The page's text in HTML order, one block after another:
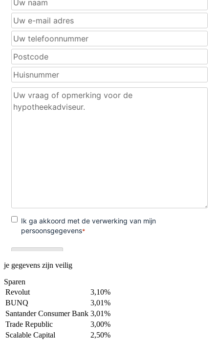
je gegevens zijn veilig
Sparen
Revolut
3,10%
BUNQ
3,01%
Santander Consumer Bank 3,01%
Trade Republic
3,00%
Scalable Capital
2,50%